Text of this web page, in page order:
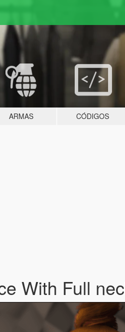
ARMAS CÓDIGOS
With Full